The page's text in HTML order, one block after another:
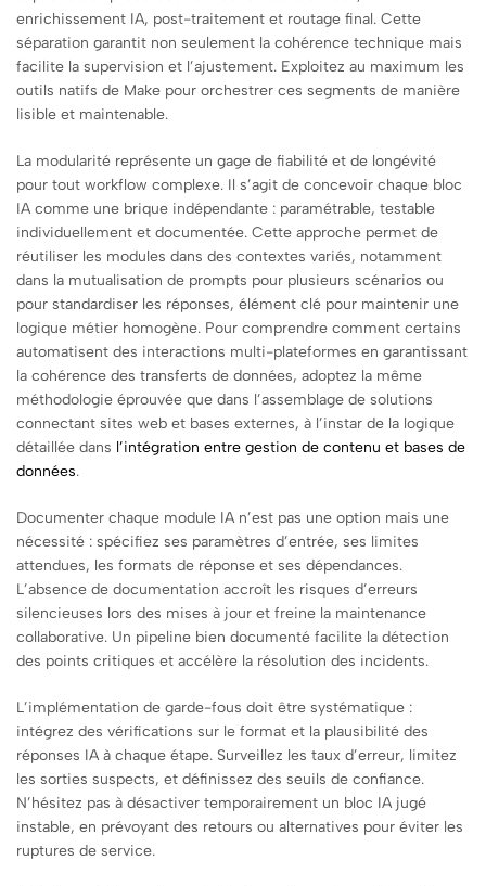
enrichissement IA, post-traitement et routage final. Cette
séparation garantit non seulement la cohérence technique mais
facilite la supervision et l’ajustement. Exploitez au maximum les
outils natifs de Make pour orchestrer ces segments de manière
lisible et maintenable.
La modularité représente un gage de fiabilité et de longévité
pour tout workflow complexe. Il s’agit de concevoir chaque bloc
IA comme une brique indépendante : paramétrable, testable
individuellement et documentée. Cette approche permet de
réutiliser les modules dans des contextes variés, notamment
dans la mutualisation de prompts pour plusieurs scénarios ou
pour standardiser les réponses, élément clé pour maintenir une
logique métier homogène. Pour comprendre comment certains
automatisent des interactions multi-plateformes en garantissant
la cohérence des transferts de données, adoptez la même
méthodologie éprouvée que dans l’assemblage de solutions
connectant sites web et bases externes, à l’instar de la logique
détaillée dans l’intégration entre gestion de contenu et bases de
données.
Documenter chaque module IA n’est pas une option mais une
nécessité : spécifiez ses paramètres d’entrée, ses limites
attendues, les formats de réponse et ses dépendances.
L’absence de documentation accroît les risques d’erreurs
silencieuses lors des mises à jour et freine la maintenance
collaborative. Un pipeline bien documenté facilite la détection
des points critiques et accélère la résolution des incidents.
L’implémentation de garde-fous doit être systématique :
intégrez des vérifications sur le format et la plausibilité des
réponses IA à chaque étape. Surveillez les taux d’erreur, limitez
les sorties suspects, et définissez des seuils de confiance.
N’hésitez pas à désactiver temporairement un bloc IA jugé
instable, en prévoyant des retours ou alternatives pour éviter les
ruptures de service.